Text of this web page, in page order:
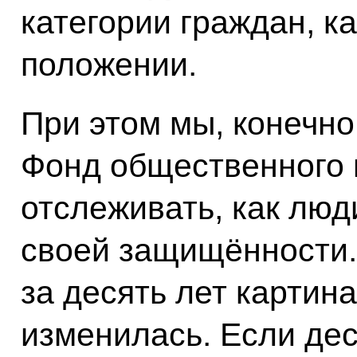
категории граждан,
положении.
При этом мы,
Фонд
отслеживать, как
своей
за десять лет
изменилась. Если